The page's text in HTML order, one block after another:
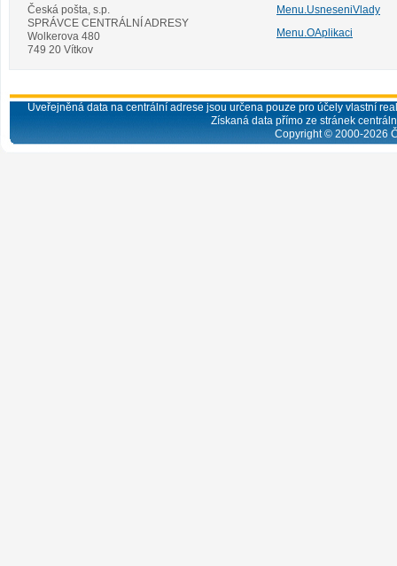
Česká pošta, s.p.
SPRÁVCE CENTRÁLNÍ ADRESY
Wolkerova 480
749 20 Vítkov
Menu.UsneseniVlady
Menu.OAplikaci
Uveřejněná data na centrální adrese jsou určena pouze pro účely vlastní
Získaná data přímo ze stránek
Copyright © 2000-2026